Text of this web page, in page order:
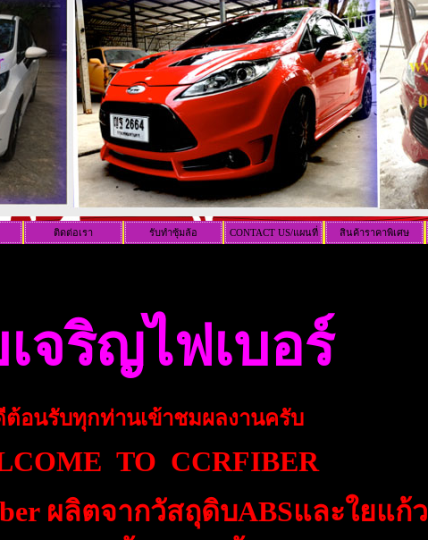
ติดต่อเรา รับทำซุ้มล้อ CONTACT US/แผนที่ สินค้าราคาพิเศษ
จริญไฟเบอร์
อนรับทุกท่านเข้าชมผลงานครับ
TO CCRFIBER
ผลิตจากวัสถุดิบABSและใยแก้ว